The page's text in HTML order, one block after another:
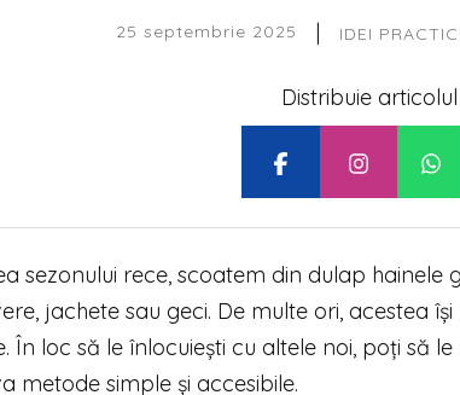
25 septembrie 2025 | IDEI
Distribuie
sezonului rece, scoatem din dulap
jachete sau geci. De multe ori, acestea
În loc să le înlocuiești cu altele noi, poți să
metode simple și accesibile.